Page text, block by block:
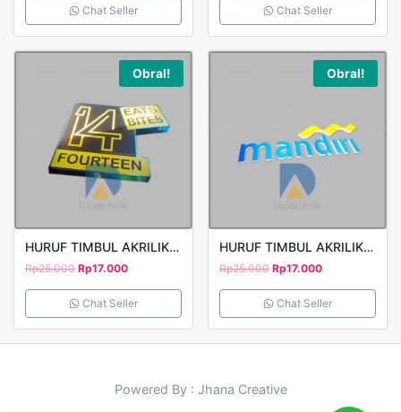
Chat Seller Chat Seller
Obral!
HURUF TIMBUL AKRILIK FOURTEEN
Rp25.000 Rp17.000
Chat Seller
Obral!
HURUF TIMBUL AKRILIK MANDIRI 3
Rp25.000 Rp17.000
Chat Seller
Powered By : Jhana Creative